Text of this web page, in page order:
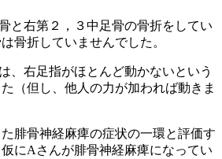
と右第２，３中足骨の骨折をしてい
骨折していませんでした。
、右足指がほとんど動かないという
（但し、他人の力が加われば動きま
腓骨神経麻痺の症状の一環と評価す
にAさんが腓骨神経麻痺になってい